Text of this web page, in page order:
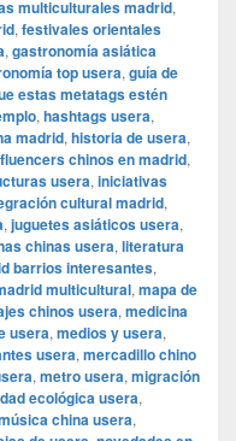
multiculturales madrid,
, festivales orientales
, gastronomía asiática
top usera, guía de
estas metatags estén
, hashtags usera,
madrid, historia de usera,
chinos en madrid,
usera, iniciativas
cultural madrid,
, juguetes asiáticos usera,
chinas usera, literatura
barrios interesantes,
multicultural, mapa de
chinos usera, medicina
usera, medios y usera,
usera, mercadillo chino
, metro usera, migración
ecológica usera,
china usera,